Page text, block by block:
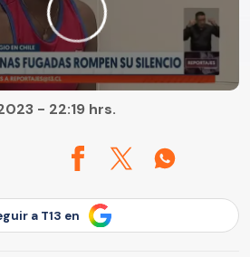
- 22:19 hrs.
a T13 en